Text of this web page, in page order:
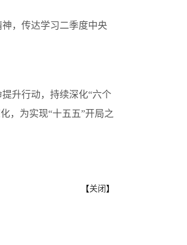
，传达学习二季度中央
升行动，持续深化“六个
，为实现“十五五”开局之
【关闭】